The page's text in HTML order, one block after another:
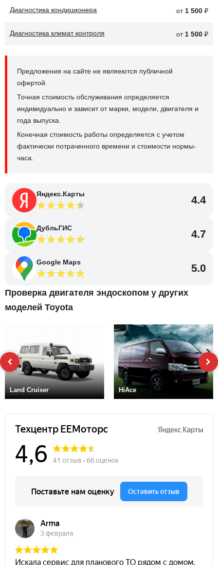
Диагностика кондиционера от 1 500 ₽
Диагностика климат контроля от 1 500 ₽
Предложения на сайте не являеются публичной
офертой.
Точная стоимость обслуживания определяется
индивидуально и зависит от марки, модели, двигателя и
года выпуска.
Конечная стоимость работы определяется с учетом
фактически потраченного времени и стоимости нормы-
часа.
Яндекс.Карты 4.4
ДубльГИС 4.7
Google Maps 5.0
Проверка двигателя эндоскопом у других
моделей Toyota
Land Cruiser HiAce